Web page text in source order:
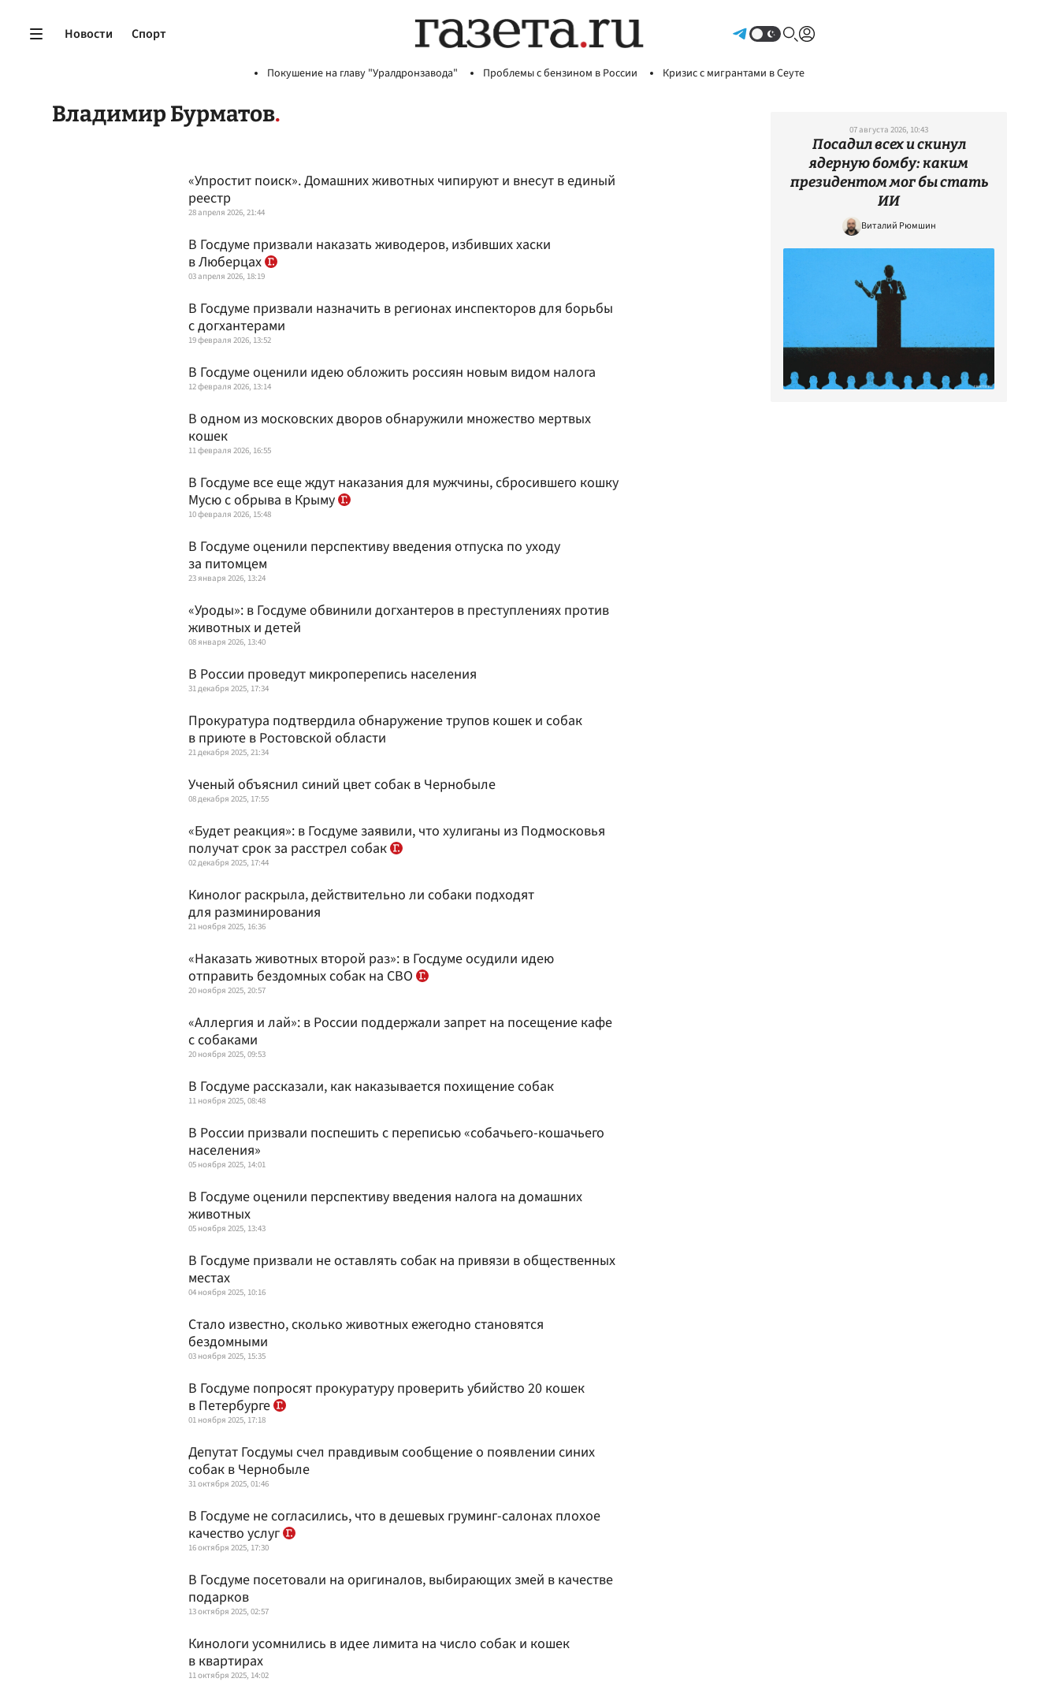
Новости Спорт
Покушение на главу "Уралдронзавода" Проблемы с бензином в России Кризис с мигрантами в Сеуте
Владимир Бурматов
«Упростит поиск». Домашних животных чипируют и внесут в единый
реестр
28 апреля 2026, 21:44
В Госдуме призвали наказать живодеров, избивших хаски
в Люберцах
03 апреля 2026, 18:19
В Госдуме призвали назначить в регионах инспекторов для борьбы
с догхантерами
19 февраля 2026, 13:52
В Госдуме оценили идею обложить россиян новым видом налога
12 февраля 2026, 13:14
В одном из московских дворов обнаружили множество мертвых
кошек
11 февраля 2026, 16:55
В Госдуме все еще ждут наказания для мужчины, сбросившего кошку
Мусю с обрыва в Крыму
10 февраля 2026, 15:48
В Госдуме оценили перспективу введения отпуска по уходу
за питомцем
23 января 2026, 13:24
«Уроды»: в Госдуме обвинили догхантеров в преступлениях против
животных и детей
08 января 2026, 13:40
В России проведут микроперепись населения
31 декабря 2025, 17:34
Прокуратура подтвердила обнаружение трупов кошек и собак
в приюте в Ростовской области
21 декабря 2025, 21:34
Ученый объяснил синий цвет собак в Чернобыле
08 декабря 2025, 17:55
«Будет реакция»: в Госдуме заявили, что хулиганы из Подмосковья
получат срок за расстрел собак
02 декабря 2025, 17:44
Кинолог раскрыла, действительно ли собаки подходят
для разминирования
21 ноября 2025, 16:36
«Наказать животных второй раз»: в Госдуме осудили идею
отправить бездомных собак на СВО
20 ноября 2025, 20:57
«Аллергия и лай»: в России поддержали запрет на посещение кафе
с собаками
20 ноября 2025, 09:53
В Госдуме рассказали, как наказывается похищение собак
11 ноября 2025, 08:48
В России призвали поспешить с переписью «собачьего-кошачьего
населения»
05 ноября 2025, 14:01
В Госдуме оценили перспективу введения налога на домашних
животных
05 ноября 2025, 13:43
В Госдуме призвали не оставлять собак на привязи в общественных
местах
04 ноября 2025, 10:16
Стало известно, сколько животных ежегодно становятся
бездомными
03 ноября 2025, 15:35
В Госдуме попросят прокуратуру проверить убийство 20 кошек
в Петербурге
01 ноября 2025, 17:18
Депутат Госдумы счел правдивым сообщение о появлении синих
собак в Чернобыле
31 октября 2025, 01:46
В Госдуме не согласились, что в дешевых груминг-салонах плохое
качество услуг
16 октября 2025, 17:30
В Госдуме посетовали на оригиналов, выбирающих змей в качестве
подарков
13 октября 2025, 02:57
Кинологи усомнились в идее лимита на число собак и кошек
в квартирах
11 октября 2025, 14:02
07 августа 2026, 10:43
Посадил всех и скинул
ядерную бомбу: каким
президентом мог бы стать
ИИ
Виталий Рюмшин